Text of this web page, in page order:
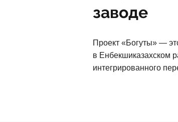
заводе
Проект «Богуты» —
в Енбекшиказахском
интегрированного